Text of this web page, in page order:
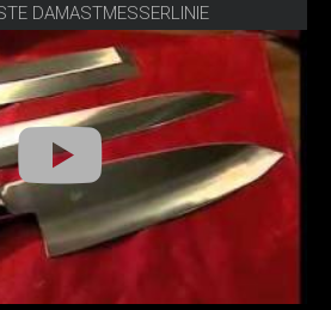
DAMASTMESSERLINIE